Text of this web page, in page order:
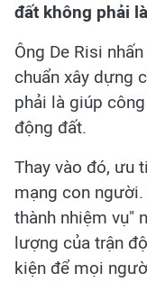
đất không phải
Ông De Risi
chuẩn xây dựng
phải là giúp
động đất.
Thay vào đó, ưu
mạng con
thành nhiệm vụ"
lượng của trận
kiện để mọi